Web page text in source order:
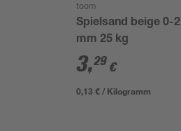
toom
Spielsand beige 0-2
mm 25 kg
3,29 €
0,13 € / Kilogramm